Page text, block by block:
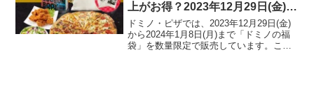
上がお得？2023年12月29日(金)か
ら翌1月8日(月)まで。
ドミノ・ピザでは、2023年12月29日(金)
から2024年1月8日(月)まで「ドミノの福
袋」を数量限定で販売しています。この